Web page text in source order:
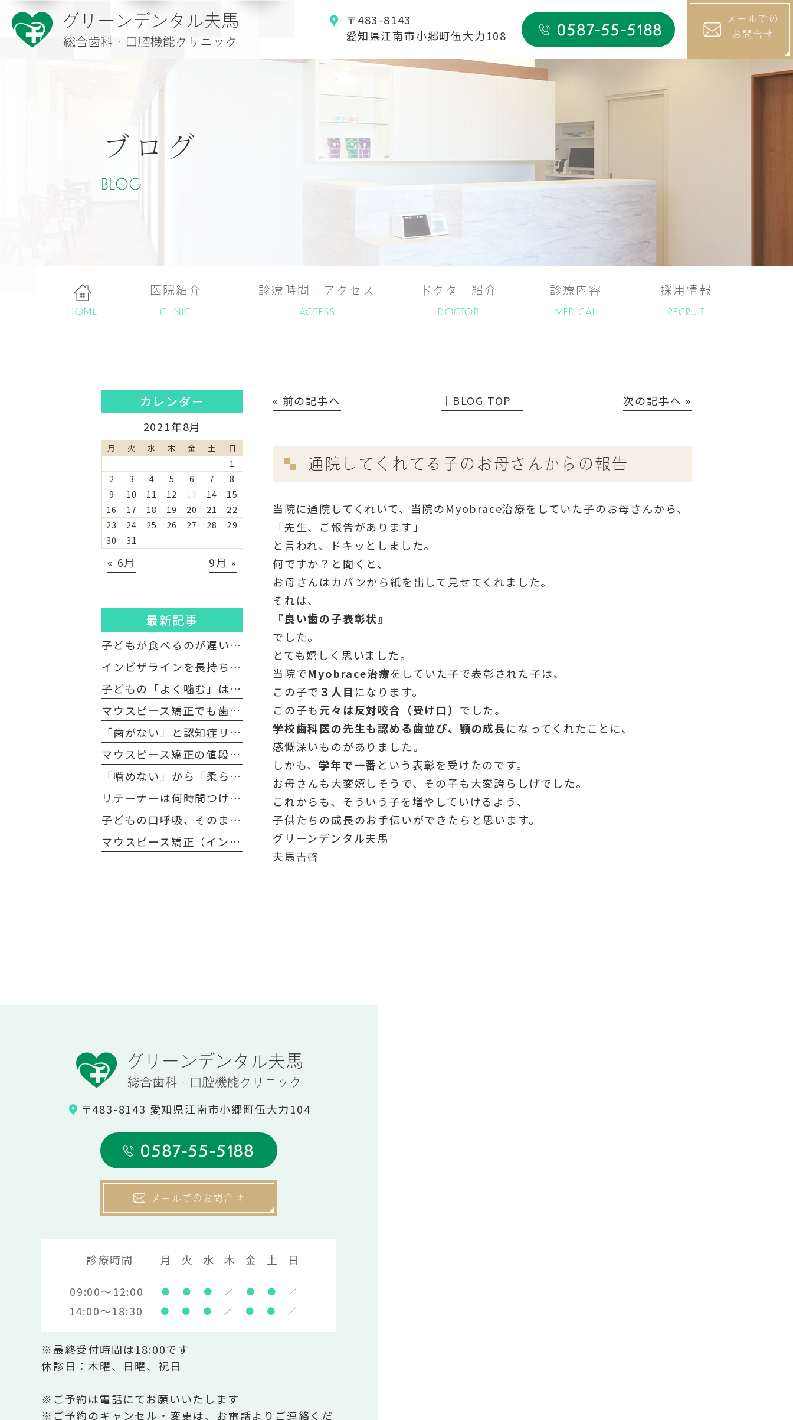
〒483-8143
愛知県江南市小郷町伍大力108
0587-55-5188
メールでの
お問合せ
ブログ
BLOG
HOME
医院紹介
CLINIC
診療時間・アクセス
ACCESS
ドクター紹介
DOCTOR
診療内容
MEDICAL
採用情報
RECRUIT
« 前の記事へ │BLOG TOP│ 次の記事へ »
通院してくれてる子のお母さんからの報告
当院に通院してくれいて、当院のMyobrace治療をしていた子のお母さんから、
「先生、ご報告があります」
と言われ、ドキッとしました。
何ですか？と聞くと、
お母さんはカバンから紙を出して見せてくれました。
それは、
『良い歯の子表彰状』
でした。
とても嬉しく思いました。
当院でMyobrace治療をしていた子で表彰された子は、
この子で ３人目 になります。
この子も元々は反対咬合（受け口） でした。
学校歯科医の先生も認める歯並び、顎の成長になってくれたことに、
感慨深いものがありました。
しかも、 学年で一番という表彰を受けたのです。
お母さんも大変嬉しそうで、その子も大変誇らしげでした。
これからも、そういう子を増やしていけるよう、
子供たちの成長のお手伝いができたらと思います。
グリーンデンタル夫馬
夫馬吉啓
カレンダー
2021年8月
月 火 水 木 金 土 日
1
2
3 4 5 6 7
8
9
10 11 12 13 14
15
16
17 18 19 20 21
22
23
24 25 26 27 28
29
30
31
« 6月 9月 »
最新記事
子どもが食べるのが遅いのはなぜ？ 実は“口腔機能発達不全症”かもしれません
インビザラインを長持ちさせる！ マウスピースの正しい洗い方とNGな洗浄方法
子どもの「よく噛む」は何回が目安？ 咀嚼のメリットと口腔機能発達不全症への好影響
マウスピース矯正でも歯を抜くの？ 抜歯矯正・非抜歯矯正の違いについて
「歯がない」と認知症リスクが上がる？ 噛むこと（咀嚼）との深い関係
マウスピース矯正の値段が高い？ 費用の仕組みと内訳を解説
「噛めない」から「柔らかい」食事は危険？ 食習慣の偏りが招く高齢者の口腔機能低下と対策
リテーナーは何時間つける？ 保定期間の目安と矯正後の後戻りを防ぐポイント
子どもの口呼吸、そのまま放置しても大丈夫？治し方とデメリットを解説
マウスピース矯正（インビザライン）は医療費控除の対象？費用が一部戻ってくるって本当？
〒483-8143 愛知県江南市小郷町伍大力104
0587-55-5188
メールでのお問合せ
診療時間 月 火 水 木 金 土 日
09:00～12:00 ● ● ● ／ ● ● ／
14:00～18:30 ● ● ● ／ ● ● ／
※最終受付時間は18:00です
休診日：木曜、日曜、祝日
※ご予約は電話にてお願いいたします
※ご予約のキャンセル・変更は、お電話よりご連絡くだ